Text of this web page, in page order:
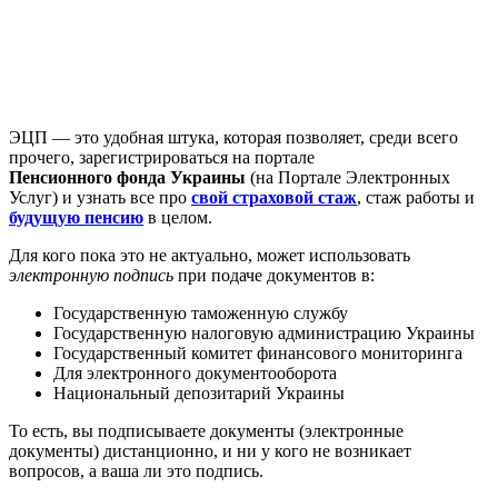
ЭЦП — это удобная штука, которая позволяет, среди всего
прочего, зарегистрироваться на портале
Пенсионного фонда Украины (на Портале Электронных
Услуг) и узнать все про свой страховой стаж, стаж работы и
будущую пенсию в целом.
Для кого пока это не актуально, может использовать
электронную подпись при подаче документов в:
Государственную таможенную службу
Государственную налоговую администрацию Украины
Государственный комитет финансового мониторинга
Для электронного документооборота
Национальный депозитарий Украины
То есть, вы подписываете документы (электронные
документы) дистанционно, и ни у кого не возникает
вопросов, а ваша ли это подпись.